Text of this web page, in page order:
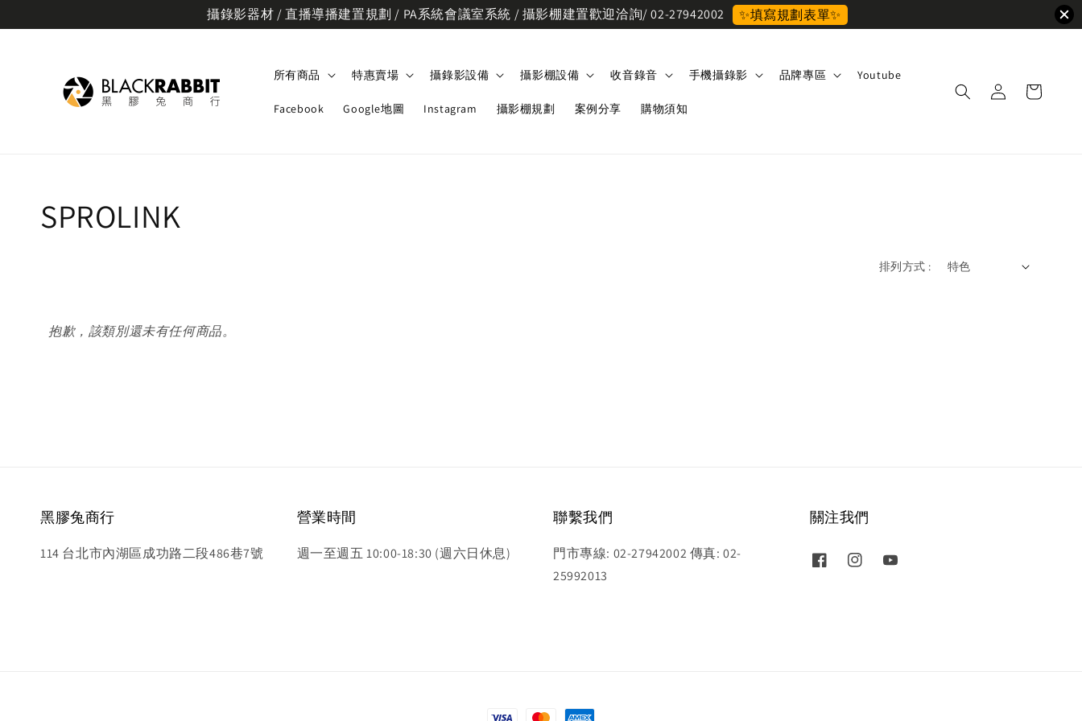
攝錄影器材 / 直播導播建置規劃 / PA系統會議室系統 / 攝影棚建置歡迎洽詢/ 02-27942002 ✨填寫規劃表單✨
所有商品 特惠賣場 攝錄影設備 攝影棚設備 收音錄音 手機攝錄影 品牌專區 Youtube
Facebook Google地圖 Instagram 攝影棚規劃 案例分享 購物須知
SPROLINK
排列方式 :
抱歉，該類別還未有任何商品。
黑膠兔商行
114 台北市內湖區成功路二段486巷7號
營業時間
週一至週五 10:00-18:30 (週六日休息)
聯繫我們
門市專線: 02-27942002 傳真: 02-
25992013
關注我們